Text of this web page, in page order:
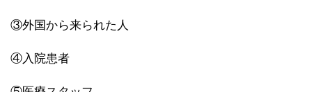
③外国から来られた人
④入院患者